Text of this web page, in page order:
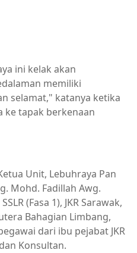
ini kelak akan
memiliki
selamat," katanya ketika
ke tapak berkenaan
Unit, Lebuhraya Pan
Mohd. Fadillah Awg.
(Fasa 1), JKR Sarawak,
Bahagian Limbang,
dari ibu pejabat JKR
Konsultan.